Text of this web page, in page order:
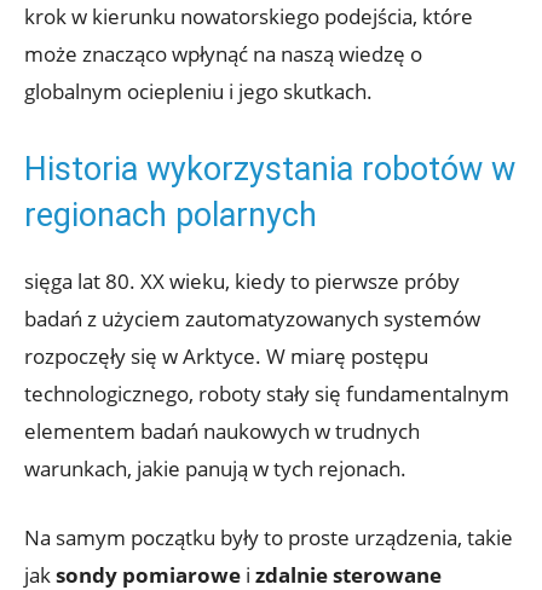
krok ⁢w kierunku nowatorskiego podejścia, które
może znacząco wpłynąć na naszą wiedzę o⁤
globalnym ociepleniu i‌ jego skutkach.
Historia wykorzystania robotów w
regionach⁣ polarnych
sięga ⁢lat 80.​ XX wieku,‌ kiedy to pierwsze próby
badań⁢ z użyciem zautomatyzowanych systemów
rozpoczęły się w Arktyce. W miarę‍ postępu
technologicznego, roboty stały ​się fundamentalnym
elementem badań naukowych ​w trudnych
warunkach, jakie panują w ‌tych rejonach.
Na samym początku były⁢ to proste ⁤urządzenia, takie
⁤jaksondy pomiarowe i‍ zdalnie sterowane